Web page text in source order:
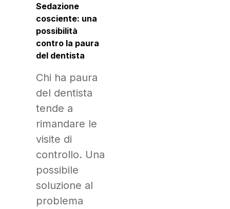
Sedazione
cosciente: una
possibilità
contro la paura
del dentista
Chi ha paura
del dentista
tende a
rimandare le
visite di
controllo. Una
possibile
soluzione al
problema